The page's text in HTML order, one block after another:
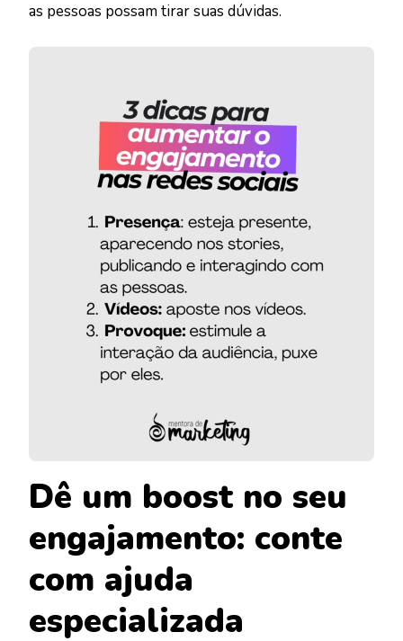
as pessoas possam tirar suas dúvidas.
Dê um boost no seu
engajamento: conte
com ajuda
especializada